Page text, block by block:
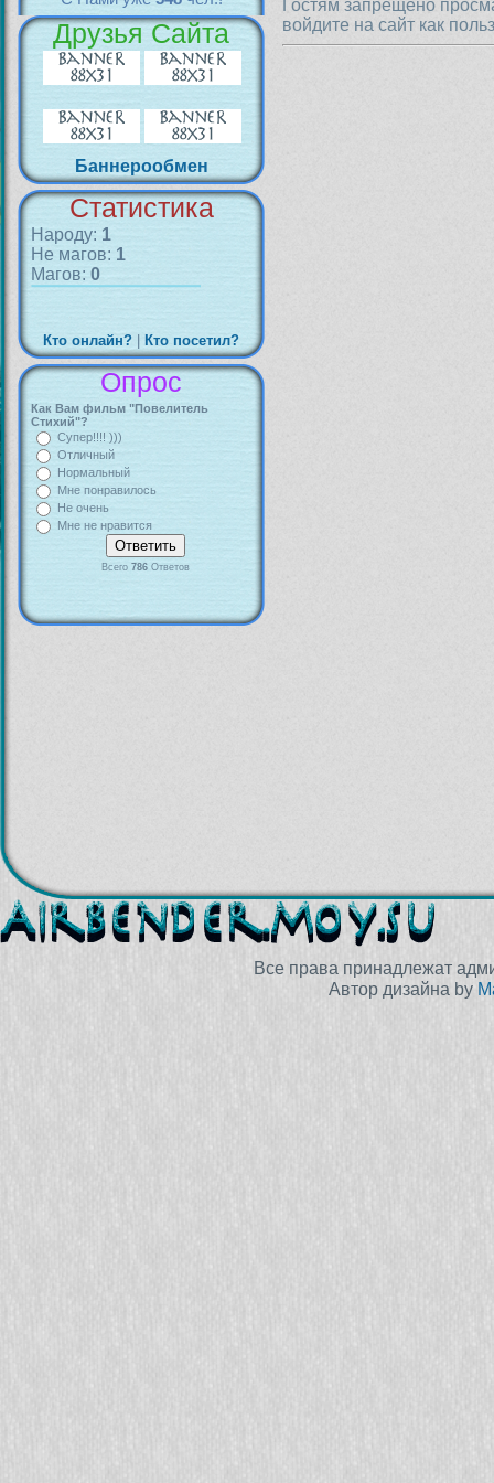
Друзья Сайта
Баннерообмен
Статистика
Народу: 1
Не магов: 1
Магов: 0
Кто онлайн? Кто посетил?
Опрос
Как Вам фильм "Повелитель
Стихий"?
Супер!!!! )))
Отличный
Нормальный
Мне понравилось
Не очень
Мне не нравится
Всего 786Ответов
Гостям запрещено
войдите на сайт как
Все права принадлежат
Автор дизайна by